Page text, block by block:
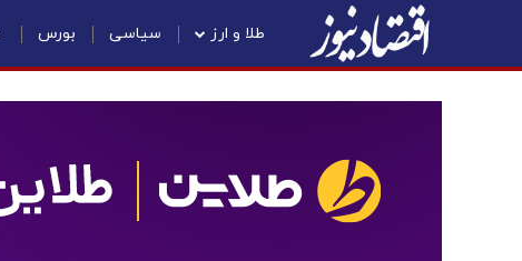
طلا و ارز سیاسی بورس